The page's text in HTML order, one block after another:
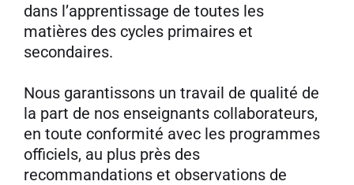
dans l’apprentissage de toutes les
matières des cycles primaires et
secondaires.
Nous garantissons un travail de qualité de
la part de nos enseignants collaborateurs,
en toute conformité avec les programmes
officiels, au plus près des
recommandations et observations de